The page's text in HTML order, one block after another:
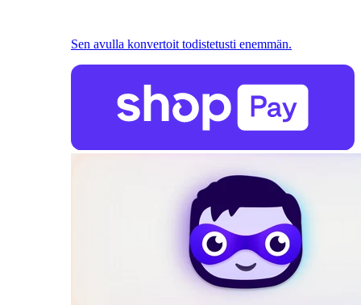
Sen avulla konvertoit todistetusti enemmän.